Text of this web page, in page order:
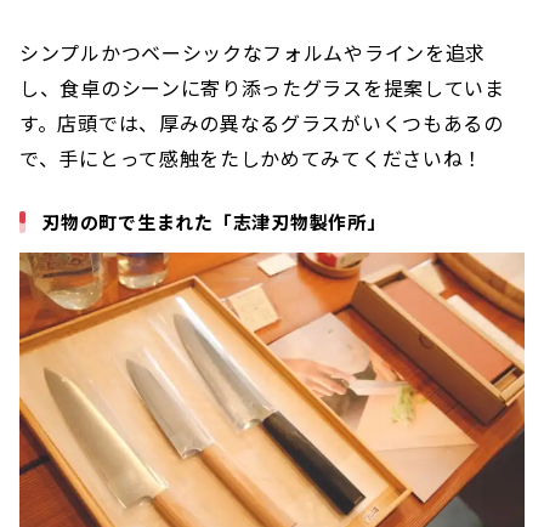
シンプルかつベーシックなフォルムやラインを追求
し、食卓のシーンに寄り添ったグラスを提案していま
す。店頭では、厚みの異なるグラスがいくつもあるの
で、手にとって感触をたしかめてみてくださいね！
刃物の町で生まれた「志津刃物製作所」